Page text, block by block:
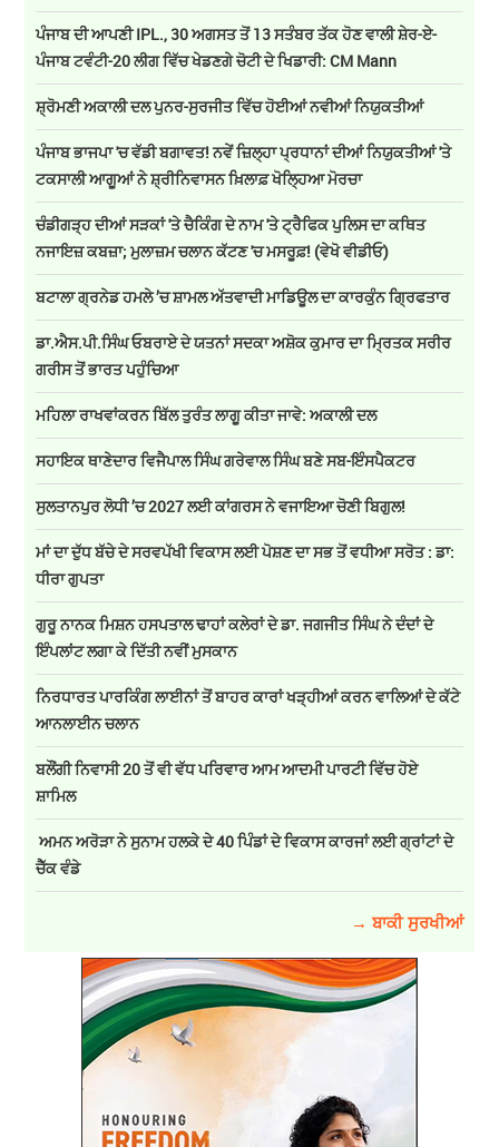
ਪੰਜਾਬ ਦੀ ਆਪਣੀ IPL., 30 ਅਗਸਤ ਤੋਂ 13 ਸਤੰਬਰ ਤੱਕ ਹੋਣ ਵਾਲੀ ਸ਼ੇਰ-ਏ-
ਪੰਜਾਬ ਟਵੰਟੀ-20 ਲੀਗ ਵਿੱਚ ਖੇਡਣਗੇ ਚੋਟੀ ਦੇ ਖਿਡਾਰੀ: CM Mann
ਸ਼੍ਰੋਮਣੀ ਅਕਾਲੀ ਦਲ ਪੁਨਰ-ਸੁਰਜੀਤ ਵਿੱਚ ਹੋਈਆਂ ਨਵੀਆਂ ਨਿਯੁਕਤੀਆਂ
ਪੰਜਾਬ ਭਾਜਪਾ 'ਚ ਵੱਡੀ ਬਗਾਵਤ! ਨਵੇਂ ਜ਼ਿਲ੍ਹਾ ਪ੍ਰਧਾਨਾਂ ਦੀਆਂ ਨਿਯੁਕਤੀਆਂ 'ਤੇ
ਟਕਸਾਲੀ ਆਗੂਆਂ ਨੇ ਸ਼੍ਰੀਨਿਵਾਸਨ ਖ਼ਿਲਾਫ਼ ਖੋਲ੍ਹਿਆ ਮੋਰਚਾ
ਚੰਡੀਗੜ੍ਹ ਦੀਆਂ ਸੜਕਾਂ 'ਤੇ ਚੈਕਿੰਗ ਦੇ ਨਾਮ 'ਤੇ ਟ੍ਰੈਫਿਕ ਪੁਲਿਸ ਦਾ ਕਥਿਤ
ਨਜਾਇਜ਼ ਕਬਜ਼ਾ; ਮੁਲਾਜ਼ਮ ਚਲਾਨ ਕੱਟਣ 'ਚ ਮਸਰੂਫ਼! (ਵੇਖੋ ਵੀਡੀਓ)
ਬਟਾਲਾ ਗ੍ਰਨੇਡ ਹਮਲੇ ’ਚ ਸ਼ਾਮਲ ਅੱਤਵਾਦੀ ਮਾਡਿਊਲ ਦਾ ਕਾਰਕੁੰਨ ਗ੍ਰਿਫਤਾਰ
ਡਾ.ਐਸ.ਪੀ.ਸਿੰਘ ਓਬਰਾਏ ਦੇ ਯਤਨਾਂ ਸਦਕਾ ਅਸ਼ੋਕ ਕੁਮਾਰ ਦਾ ਮ੍ਰਿਤਕ ਸਰੀਰ
ਗਰੀਸ ਤੋਂ ਭਾਰਤ ਪਹੁੰਚਿਆ
ਮਹਿਲਾ ਰਾਖਵਾਂਕਰਨ ਬਿੱਲ ਤੁਰੰਤ ਲਾਗੂ ਕੀਤਾ ਜਾਵੇ: ਅਕਾਲੀ ਦਲ
ਸਹਾਇਕ ਥਾਣੇਦਾਰ ਵਿਜੈਪਾਲ ਸਿੰਘ ਗਰੇਵਾਲ ਸਿੰਘ ਬਣੇ ਸਬ-ਇੰਸਪੈਕਟਰ
ਸੁਲਤਾਨਪੁਰ ਲੋਧੀ ’ਚ 2027 ਲਈ ਕਾਂਗਰਸ ਨੇ ਵਜਾਇਆ ਚੋਣੀ ਬਿਗੁਲ!
ਮਾਂ ਦਾ ਦੁੱਧ ਬੱਚੇ ਦੇ ਸਰਵਪੱਖੀ ਵਿਕਾਸ ਲਈ ਪੋਸ਼ਣ ਦਾ ਸਭ ਤੋਂ ਵਧੀਆ ਸਰੋਤ : ਡਾ:
ਧੀਰਾ ਗੁਪਤਾ
ਗੁਰੂ ਨਾਨਕ ਮਿਸ਼ਨ ਹਸਪਤਾਲ ਢਾਹਾਂ ਕਲੇਰਾਂ ਦੇ ਡਾ. ਜਗਜੀਤ ਸਿੰਘ ਨੇ ਦੰਦਾਂ ਦੇ
ਇੰਪਲਾਂਟ ਲਗਾ ਕੇ ਦਿੱਤੀ ਨਵੀਂ ਮੁਸਕਾਨ
ਨਿਰਧਾਰਤ ਪਾਰਕਿੰਗ ਲਾਈਨਾਂ ਤੋਂ ਬਾਹਰ ਕਾਰਾਂ ਖੜ੍ਹੀਆਂ ਕਰਨ ਵਾਲਿਆਂ ਦੇ ਕੱਟੇ
ਆਨਲਾਈਨ ਚਲਾਨ
ਬਲੌਂਗੀ ਨਿਵਾਸੀ 20 ਤੋਂ ਵੀ ਵੱਧ ਪਰਿਵਾਰ ਆਮ ਆਦਮੀ ਪਾਰਟੀ ਵਿੱਚ ਹੋਏ
ਸ਼ਾਮਿਲ
ਅਮਨ ਅਰੋੜਾ ਨੇ ਸੁਨਾਮ ਹਲਕੇ ਦੇ 40 ਪਿੰਡਾਂ ਦੇ ਵਿਕਾਸ ਕਾਰਜਾਂ ਲਈ ਗ੍ਰਾਂਟਾਂ ਦੇ
ਚੈੱਕ ਵੰਡੇ
→ ਬਾਕੀ ਸੁਰਖੀਆਂ